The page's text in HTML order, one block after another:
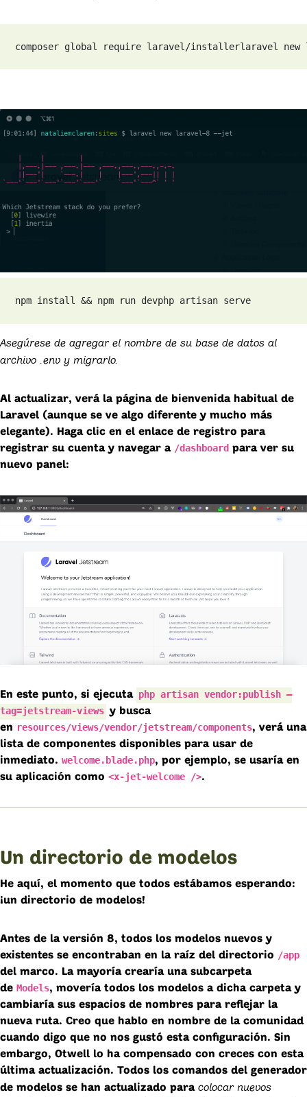
composer global require laravel/installerlaravel
npm install && npm run devphp artisan serve
Asegúrese de agregar el nombre de su base de datos al
archivo .env y migrarlo.
Al actualizar, verá la página de bienvenida habitual de
Laravel (aunque se ve algo diferente y mucho más
elegante). Haga clic en el enlace de registro para
registrar su cuenta y navegar a /dashboard para ver su
nuevo panel:
En este punto, si ejecuta php artisan vendor:publish —
tag=jetstream-views y busca
en resources/views/vendor/jetstream/components, verá una
lista de componentes disponibles para usar de
inmediato. welcome.blade.php, por ejemplo, se usaría en
su aplicación como <x-jet-welcome />.
Un directorio de modelos
He aquí, el momento que todos estábamos esperando:
¡un directorio de modelos!
Antes de la versión 8, todos los modelos nuevos y
existentes se encontraban en la raíz del directorio /app
del marco. La mayoría crearía una subcarpeta
de Models, movería todos los modelos a dicha carpeta y
cambiaría sus espacios de nombres para reflejar la
nueva ruta. Creo que hablo en nombre de la comunidad
cuando digo que no nos gustó esta configuración. Sin
embargo, Otwell lo ha compensado con creces con esta
última actualización. Todos los comandos del generador
de modelos se han actualizado para colocar nuevos